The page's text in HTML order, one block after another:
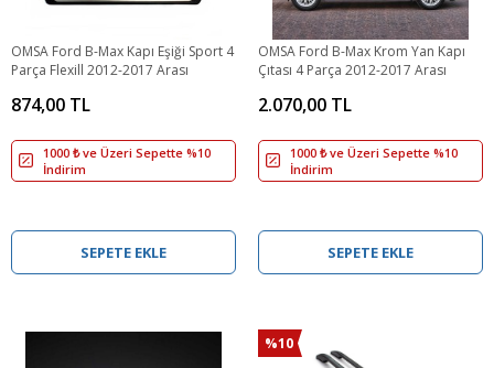
OMSA Ford B-Max Kapı Eşiği Sport 4
Parça Flexill 2012-2017 Arası
874,00 TL
1000 ₺ ve Üzeri Sepette %10
İndirim
SEPETE EKLE
OMSA Ford B-Max Krom Yan Kapı
Çıtası 4 Parça 2012-2017 Arası
2.070,00 TL
1000 ₺ ve Üzeri Sepette %10
İndirim
SEPETE EKLE
%10